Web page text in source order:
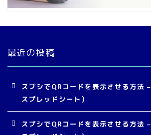
最近の投稿
スプシでQRコードを表示させる方法
スプレッドシート）
スプシでQRコードを表示させる方法